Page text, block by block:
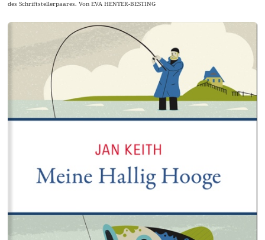
des Schriftstellerpaares. Von EVA HENTER-BESTING